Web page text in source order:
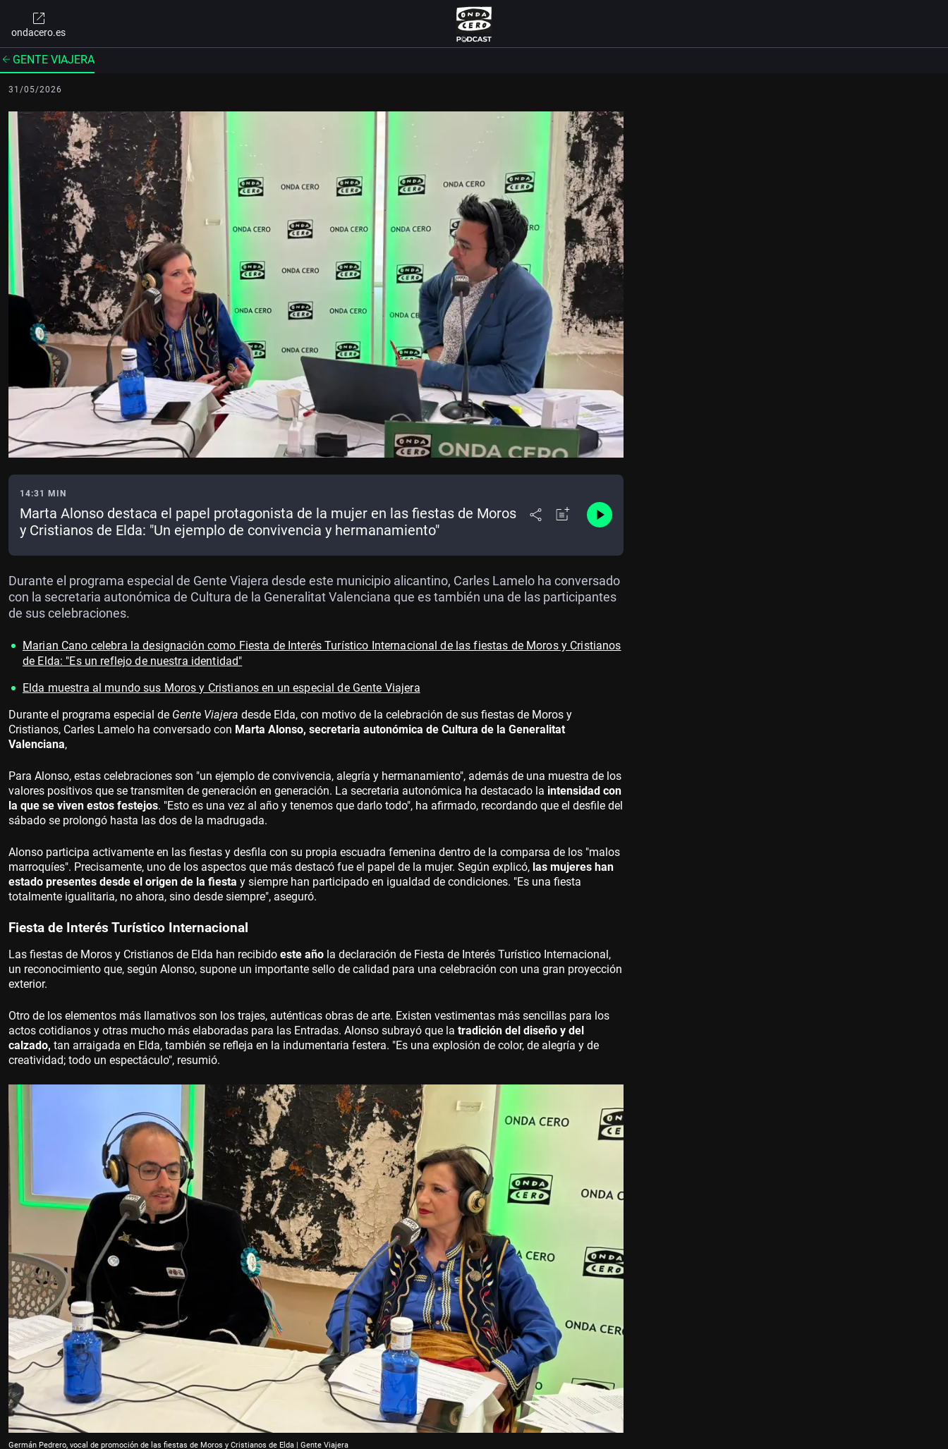
ondacero.es
GENTE VIAJERA
31/05/2026
14:31 MIN
Marta Alonso destaca el papel protagonista de la mujer en las fiestas de Moros
y Cristianos de Elda: "Un ejemplo de convivencia y hermanamiento"
Durante el programa especial de Gente Viajera desde este municipio alicantino, Carles Lamelo ha conversado
con la secretaria autonómica de Cultura de la Generalitat Valenciana que es también una de las participantes
de sus celebraciones.
Marian Cano celebra la designación como Fiesta de Interés Turístico Internacional de las fiestas de Moros y Cristianos
de Elda: "Es un reflejo de nuestra identidad"
Elda muestra al mundo sus Moros y Cristianos en un especial de Gente Viajera
Durante el programa especial de Gente Viajera desde Elda, con motivo de la celebración de sus fiestas de Moros y
Cristianos, Carles Lamelo ha conversado con Marta Alonso, secretaria autonómica de Cultura de la Generalitat
Valenciana,
Para Alonso, estas celebraciones son "un ejemplo de convivencia, alegría y hermanamiento", además de una muestra de los
valores positivos que se transmiten de generación en generación. La secretaria autonómica ha destacado la intensidad con
la que se viven estos festejos. "Esto es una vez al año y tenemos que darlo todo", ha afirmado, recordando que el desfile del
sábado se prolongó hasta las dos de la madrugada.
Alonso participa activamente en las fiestas y desfila con su propia escuadra femenina dentro de la comparsa de los "malos
marroquíes". Precisamente, uno de los aspectos que más destacó fue el papel de la mujer. Según explicó, las mujeres han
estado presentes desde el origen de la fiesta y siempre han participado en igualdad de condiciones. "Es una fiesta
totalmente igualitaria, no ahora, sino desde siempre", aseguró.
Fiesta de Interés Turístico Internacional
Las fiestas de Moros y Cristianos de Elda han recibido este año la declaración de Fiesta de Interés Turístico Internacional,
un reconocimiento que, según Alonso, supone un importante sello de calidad para una celebración con una gran proyección
exterior.
Otro de los elementos más llamativos son los trajes, auténticas obras de arte. Existen vestimentas más sencillas para los
actos cotidianos y otras mucho más elaboradas para las Entradas. Alonso subrayó que la tradición del diseño y del
calzado, tan arraigada en Elda, también se refleja en la indumentaria festera. "Es una explosión de color, de alegría y de
creatividad; todo un espectáculo", resumió.
Germán Pedrero, vocal de promoción de las fiestas de Moros y Cristianos de Elda | Gente Viajera